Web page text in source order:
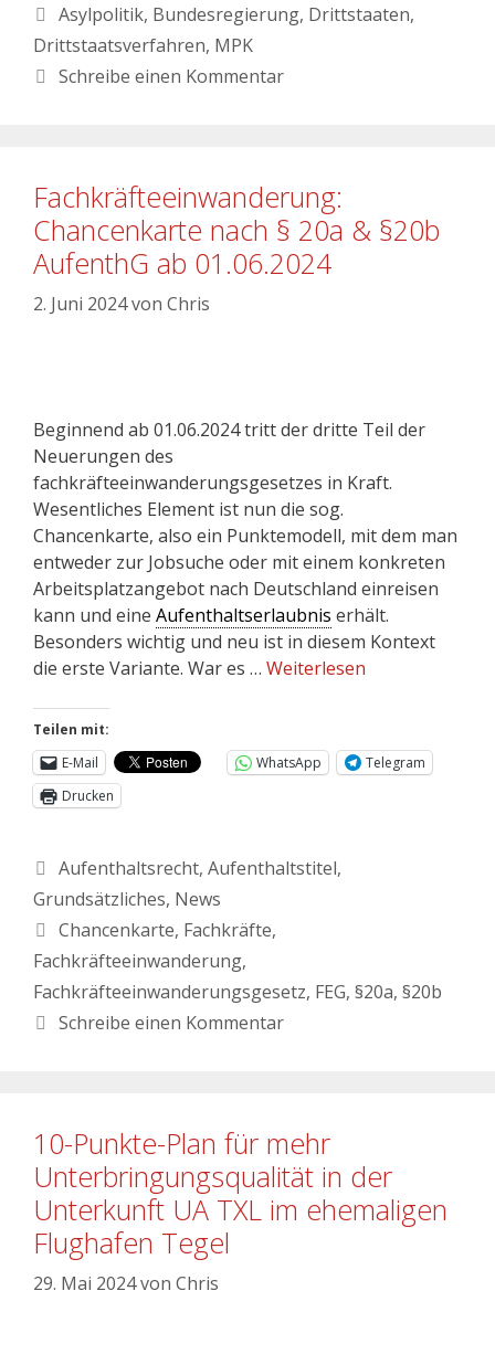
Asylpolitik, Bundesregierung, Drittstaaten,
Drittstaatsverfahren, MPK
Schreibe einen Kommentar
Fachkräfteeinwanderung:
Chancenkarte nach § 20a & §20b
AufenthG ab 01.06.2024
2. Juni 2024von Chris
Beginnend ab 01.06.2024 tritt der dritte Teil der
Neuerungen des
fachkräfteeinwanderungsgesetzes in Kraft.
Wesentliches Element ist nun die sog.
Chancenkarte, also ein Punktemodell, mit dem man
entweder zur Jobsuche oder mit einem konkreten
Arbeitsplatzangebot nach Deutschland einreisen
kann und eine Aufenthaltserlaubnis erhält.
Besonders wichtig und neu ist in diesem Kontext
die erste Variante. War es … Weiterlesen
Teilen mit:
E-Mail
WhatsApp
Telegram
Drucken
Aufenthaltsrecht, Aufenthaltstitel,
Grundsätzliches, News
Chancenkarte, Fachkräfte,
Fachkräfteeinwanderung,
Fachkräfteeinwanderungsgesetz, FEG, §20a, §20b
Schreibe einen Kommentar
10-Punkte-Plan für mehr
Unterbringungsqualität in der
Unterkunft UA TXL im ehemaligen
Flughafen Tegel
29. Mai 2024von Chris